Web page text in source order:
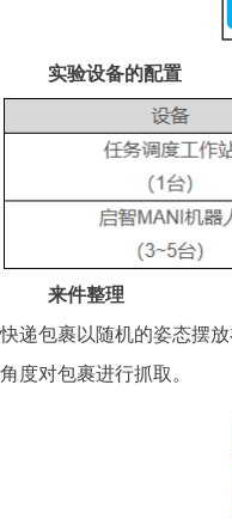
实验设备的配置
来件整理
快递包裹以随机的姿态摆
角度对包裹进行抓取。